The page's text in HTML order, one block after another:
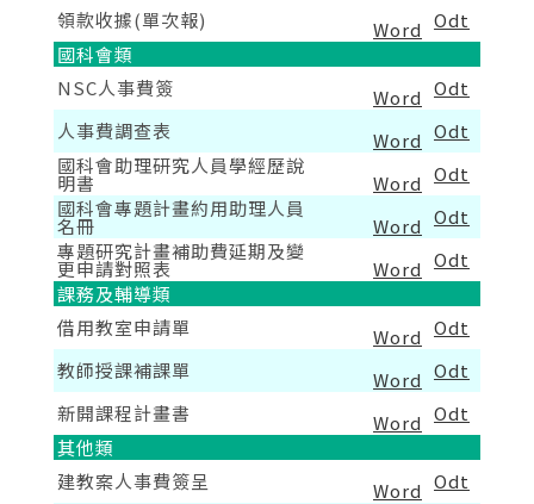
領款收據(單次報)
Word Odt
國科會類
NSC人事費簽
Word Odt
人事費調查表
Word Odt
國科會助理研究人員學經歷說
明書 Word Odt
國科會專題計畫約用助理人員
名冊 Word Odt
專題研究計畫補助費延期及變
更申請對照表 Word Odt
課務及輔導類
借用教室申請單
Word Odt
教師授課補課單
Word Odt
新開課程計畫書
Word Odt
其他類
建教案人事費簽呈
Word Odt